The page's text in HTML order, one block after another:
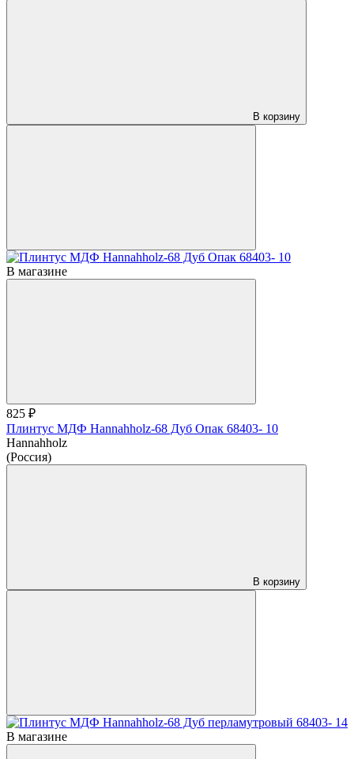
В корзину
В магазине
825 ₽
Плинтус МДФ Hannahholz-68 Дуб Опак 68403- 10
Hannahholz
(Россия)
В корзину
В магазине